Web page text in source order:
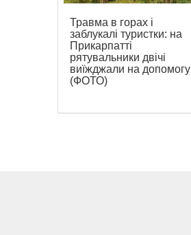
Травма в горах і
заблукалі туристки: на
Прикарпатті
рятувальники двічі
виїжджали на допомогу
(ФОТО)